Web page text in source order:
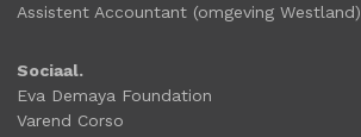
Assistent Accountant (omgeving Westland)
Sociaal.
Eva Demaya Foundation
Varend Corso